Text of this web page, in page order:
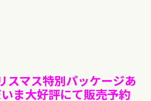
スマス特別パッケージあ
ま大好評にて販売予約